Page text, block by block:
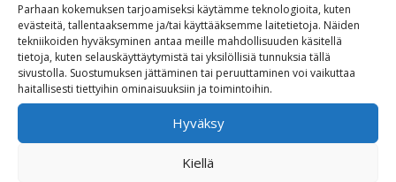
Parhaan kokemuksen tarjoamiseksi käytämme teknologioita, kuten
evästeitä, tallentaaksemme ja/tai käyttääksemme laitetietoja. Näiden
tekniikoiden hyväksyminen antaa meille mahdollisuuden käsitellä
tietoja, kuten selauskäyttäytymistä tai yksilöllisiä tunnuksia tällä
sivustolla. Suostumuksen jättäminen tai peruuttaminen voi vaikuttaa
haitallisesti tiettyihin ominaisuuksiin ja toimintoihin.
Hyväksy
Kiellä